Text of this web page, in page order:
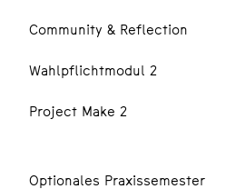
Community & Reflection
Wahlpflichtmodul 2
Project Make 2
Optionales Praxissemester